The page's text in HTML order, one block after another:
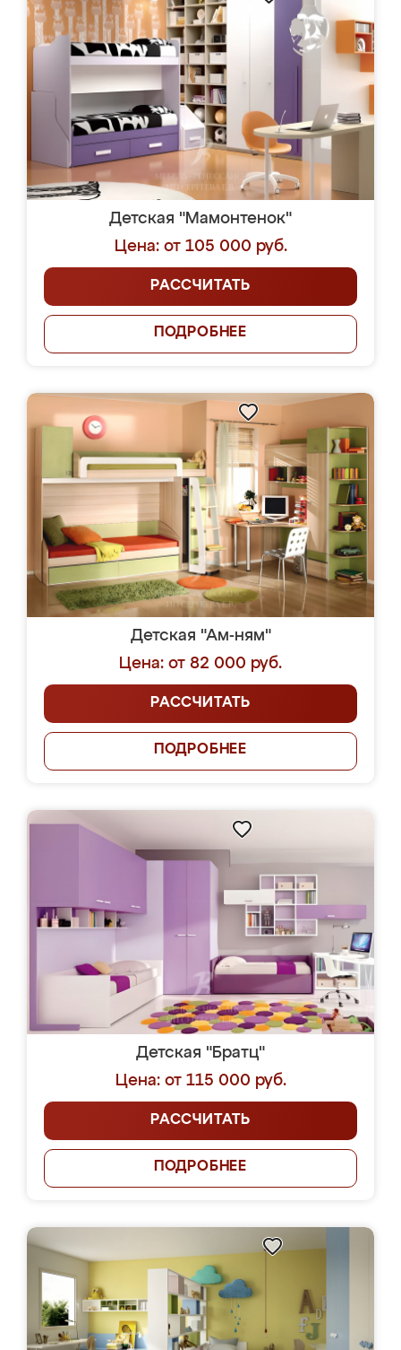
Детская "Мамонтенок"
Цена: от 105 000 руб.
РАССЧИТАТЬ
ПОДРОБНЕЕ
Детская "Ам-ням"
Цена: от 82 000 руб.
РАССЧИТАТЬ
ПОДРОБНЕЕ
Детская "Братц"
Цена: от 115 000 руб.
РАССЧИТАТЬ
ПОДРОБНЕЕ